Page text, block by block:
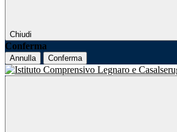
Chiudi
Conferma
Annulla Conferma